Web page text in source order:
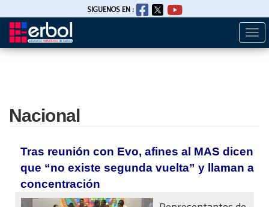
Pasar
SIGUENOS EN :
Nacional
Tras reunión con Evo, afines al MAS dicen
que “no existe segunda vuelta” y llaman a
concentración